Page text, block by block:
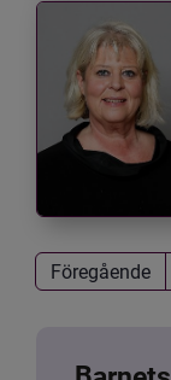
Föregående